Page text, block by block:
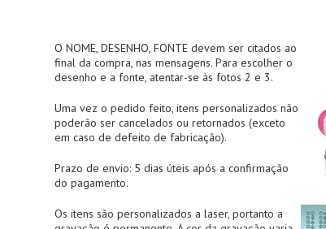
O NOME, DESENHO, FONTE devem ser citados ao
final da compra, nas mensagens. Para escolher o
desenho e a fonte, atentar-se às fotos 2 e 3.
Uma vez o pedido feito, itens personalizados não
poderão ser cancelados ou retornados (exceto
em caso de defeito de fabricação).
Prazo de envio: 5 dias úteis após a confirmação
do pagamento.
Os itens são personalizados a laser, portanto a